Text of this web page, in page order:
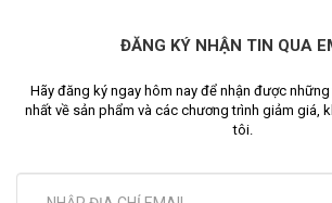
ĐĂNG KÝ NHẬN TIN QUA
Hãy đăng ký ngay hôm nay để nhận được
nhất về sản phẩm và các chương trình giảm giá,
tôi.